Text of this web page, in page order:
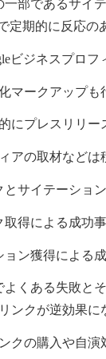
一部であるサイ
定期的に反応の
ビジネスプロ
マークアップも
にプレスリリー
アの取材などは
とサイテーショ
取得による成功
ョン獲得による
よくある失敗と
ンクが逆効果に
クの購入や自演